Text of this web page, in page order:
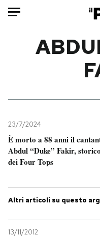
Mondo
Tecnologia
Internet
Scienza
Economia
Sport
23/7/2024
È morto a 88 anni il
Abdul “Duke” Fakir,
dei Four Tops
Altri articoli su questo
13/11/2012